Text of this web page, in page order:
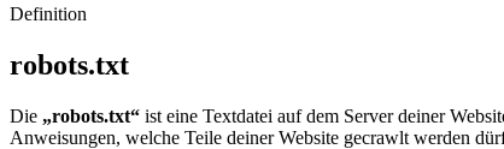
Definition
robots.txt
Die „robots.txt“ ist eine Textdatei auf dem Server deiner
Anweisungen, welche Teile deiner Website gecrawlt werden